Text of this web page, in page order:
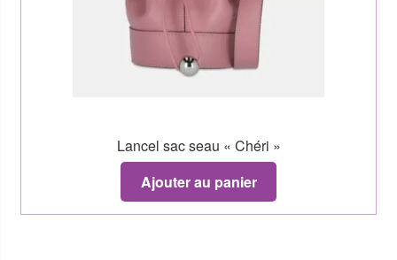
Lancel sac seau « Chéri »
Ajouter au panier